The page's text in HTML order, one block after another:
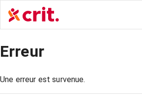
Erreur
Une erreur est survenue.